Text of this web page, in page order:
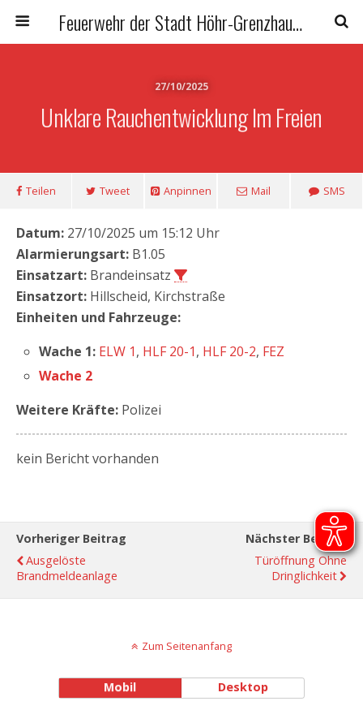
Feuerwehr der Stadt Höhr-Grenzhausen
27/10/2025
Unklare Rauchentwicklung Im Freien
Teilen Tweet Anpinnen Mail SMS
Datum: 27/10/2025 um 15:12 Uhr
Alarmierungsart: B1.05
Einsatzart: Brandeinsatz
Einsatzort: Hillscheid, Kirchstraße
Einheiten und Fahrzeuge:
Wache 1: ELW 1, HLF 20-1, HLF 20-2, FEZ
Wache 2
Weitere Kräfte: Polizei
kein Bericht vorhanden
Vorheriger Beitrag
Ausgelöste
Brandmeldeanlage
Nächster Beitrag
Türöffnung Ohne
Dringlichkeit
Zum Seitenanfang
Mobil Desktop